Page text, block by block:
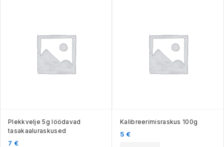
Plekkvelje 5g löödavad
tasakaaluraskused
7 €
Kalibreerimisraskus 100g
5 €